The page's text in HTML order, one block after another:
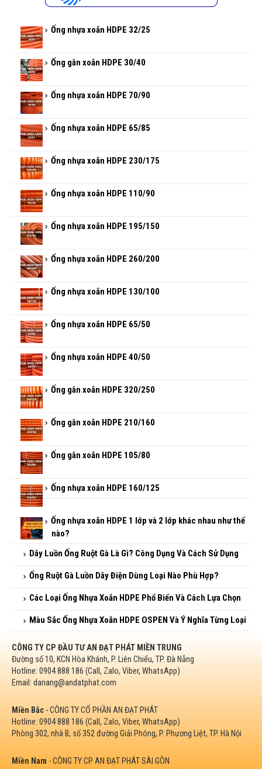
Ống nhựa xoắn HDPE 32/25
Ống gân xoắn HDPE 30/40
Ống nhựa xoắn HDPE 70/90
Ống nhựa xoắn HDPE 65/85
Ống nhựa xoắn HDPE 230/175
Ống nhựa xoắn HDPE 110/90
Ống nhựa xoắn HDPE 195/150
Ống nhựa xoắn HDPE 260/200
Ống nhựa xoắn HDPE 130/100
Ống nhựa xoắn HDPE 65/50
Ống nhựa xoắn HDPE 40/50
Ống gân xoắn HDPE 320/250
Ống gân xoắn HDPE 210/160
Ống gân xoắn HDPE 105/80
Ống nhựa xoắn HDPE 160/125
Ống nhựa xoắn HDPE 1 lớp và 2 lớp khác nhau như thế
nào?
Dây Luồn Ống Ruột Gà Là Gì? Công Dụng Và Cách Sử
Các Loại Ống Nhựa Xoắn HDPE Phổ Biến Và Cách Lựa
Màu Sắc Ống Nhựa Xoắn HDPE OSPEN Và Ý Nghĩa Từng
Loại
CÔNG TY CP ĐẦU TƯ AN ĐẠT PHÁT MIỀN TRUNG
Đường số 10, KCN Hòa Khánh, P. Liên Chiểu, TP. Đà Nẵng
Hotline: 0904 888 186 (Call, Zalo, Viber, WhatsApp)
Email: danang@andatphat.com
Hotline: 0904 888 186 (Call, Zalo, Viber, WhatsApp)